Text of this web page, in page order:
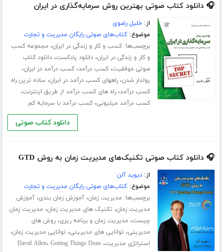
🎧 دانلود کتاب صوتی بهترین روش سرمایه‌گذاری در ایران
از:خلیل رضوی
موضوع:کتاب‌های صوتی رایگان مدیریت و تجارت
برچسب‌ها:کسب و کار و زندگی در ایران، مجموعه کسب
و کار و زندگی در ایران،دانلود پادکست،دانلود کتاب
صوتی موفقیت،کسب درآمد،کسب درآمد در ایران،
پولدار شدن،راههای کسب درآمد در ایران، ساده ترین راه
کسب درآمد،راه های کسب درآمد از طریق اینترنت،
کسب درآمد میلیونی،کسب درآمد با سرمایه کم
دانلود کتاب صوتی
🎧 دانلود کتاب صوتی تکنیک‌های مدیریت زمان به روش GTD
از:دیوید آلن
موضوع:کتاب‌های صوتی رایگان مدیریت و تجارت
برچسب‌ها: مدیریت زمان،آموزش زمان بندی،آموزش
مدیریت زمان، تکنیک های مدیریت زمان، مدیریت زمان
چیست، مدیریت زمان و برنامه ریزی،روش های
مدیریتی، توانایی های مدیریتی، توانایی مدیریت زمان،
استراتژی مدیریت، David Allen، Getting Things Done